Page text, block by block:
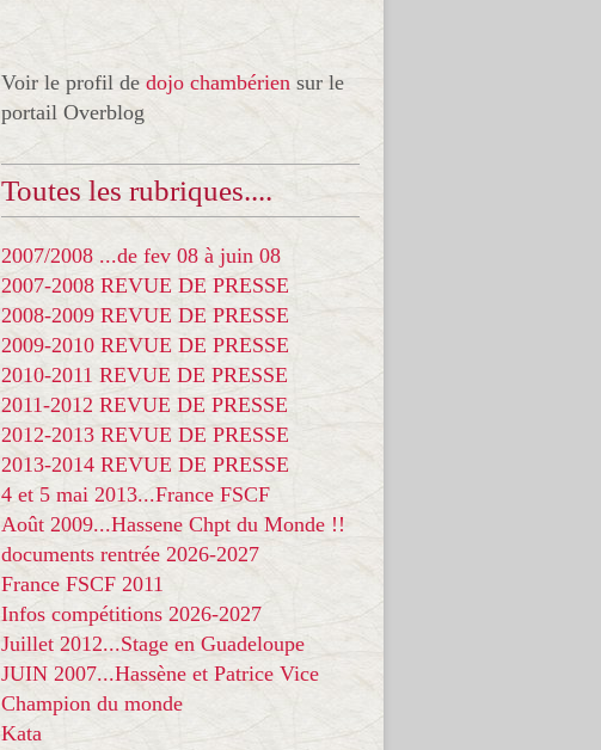
Voir le profil de dojo chambérien sur le
portail Overblog
Toutes les rubriques....
2007/2008 ...de fev 08 à juin 08
2007-2008 REVUE DE PRESSE
2008-2009 REVUE DE PRESSE
2009-2010 REVUE DE PRESSE
2010-2011 REVUE DE PRESSE
2011-2012 REVUE DE PRESSE
2012-2013 REVUE DE PRESSE
2013-2014 REVUE DE PRESSE
4 et 5 mai 2013...France FSCF
Août 2009...Hassene Chpt du Monde !!
documents rentrée 2026-2027
France FSCF 2011
Infos compétitions 2026-2027
Juillet 2012...Stage en Guadeloupe
JUIN 2007...Hassène et Patrice Vice
Champion du monde
Kata